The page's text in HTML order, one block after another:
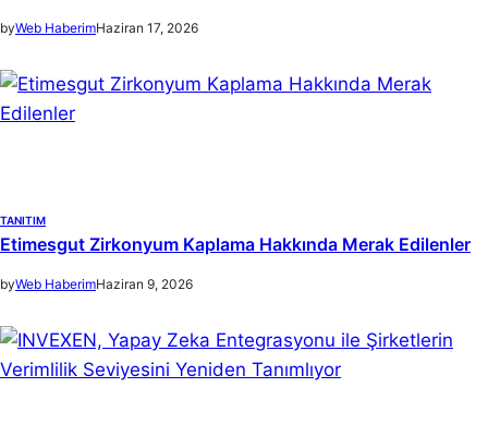
byWeb HaberimHaziran 17, 2026
TANITIM
Etimesgut Zirkonyum Kaplama Hakkında Merak Edilenler
byWeb HaberimHaziran 9, 2026